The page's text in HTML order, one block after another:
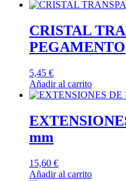
CRISTAL
PEGAMENTO
5,45 €
Añadir al carrito
mm
15,60 €
Añadir al carrito